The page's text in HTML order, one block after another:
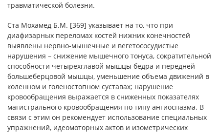
травматической болезни.
Ста Мохамед Б.М. [369] указывает на то, что при
диафизарных переломах костей нижних конечностей
выявлены нервно-мышечные и вегетососудистые
нарушения – снижение мышечного тонуса, сократительной
способности четырехглавой мышцы бедра и передней
большеберцовой мышцы, уменьшение объема движений в
коленном и голеностопном суставах; нарушение
кровообращения выражается в сниженных показателях
магистрального кровообращения по типу ангиоспазма. В
связи с этим он рекомендует использование специальных
упражнений, идеомоторных актов и изометрических